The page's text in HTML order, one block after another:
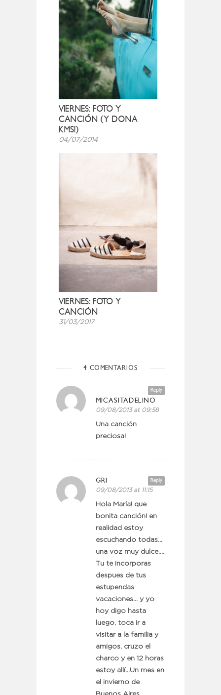
VIERNES: FOTO Y
CANCIÓN (Y DONA
KMS!)
04/07/2014
VIERNES: FOTO Y
CANCIÓN
31/03/2017
4 COMENTARIOS
Reply
MICASITADELINO
09/08/2013 at 09:58
Una canción
preciosa!
Reply
GRI
09/08/2013 at 11:15
Hola María! que
bonita canción! en
realidad estoy
escuchando todas…
una voz muy dulce….
Tu te incorporas
despues de tus
estupendas
vacaciones… y yo
hoy digo hasta
luego, toca ir a
visitar a la familia y
amigos, cruzo el
charco y en 12 horas
estoy allí…Un mes en
el invierno de